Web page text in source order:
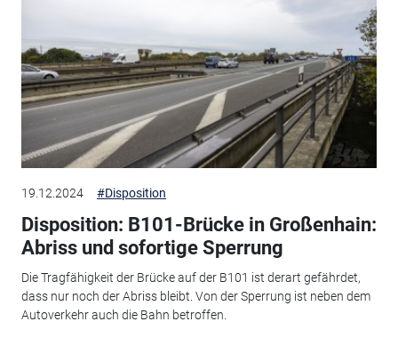
19.12.2024 #Disposition
Disposition: B101-Brücke in Großenhain:
Abriss und sofortige Sperrung
Die Tragfähigkeit der Brücke auf der B101 ist derart gefährdet,
dass nur noch der Abriss bleibt. Von der Sperrung ist neben dem
Autoverkehr auch die Bahn betroffen.